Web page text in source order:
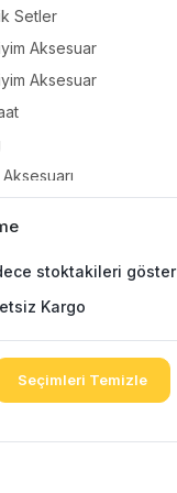
Setler
Aksesuar
Aksesuar
stoktakileri göster
Kargo
Seçimleri Temizle